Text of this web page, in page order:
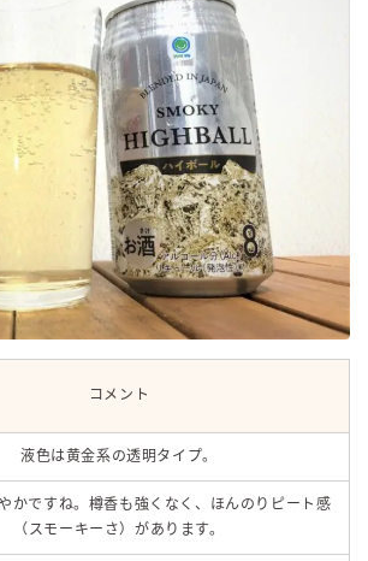
コメント
液色は黄金系の透明タイプ。
かですね。樽香も強くなく、ほんのりピート感
（スモーキーさ）があります。